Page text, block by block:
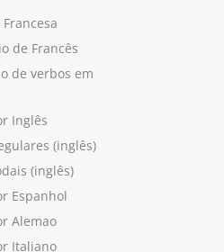
de Francês
de verbos em
Inglês
(inglês)
(inglês)
Espanhol
Alemao
Italiano